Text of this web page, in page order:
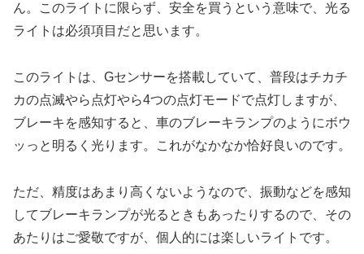
ん。このライトに限らず、安全を買うという意味で、光る
ライトは必須項目だと思います。
このライトは、Gセンサーを搭載していて、普段はチカチ
カの点滅やら点灯やら4つの点灯モードで点灯しますが、
ブレーキを感知すると、車のブレーキランプのようにボウ
ッっと明るく光ります。これがなかなか恰好良いのです。
ただ、精度はあまり高くないようなので、振動などを感知
してブレーキランプが光るときもあったりするので、その
あたりはご愛敬ですが、個人的には楽しいライトです。